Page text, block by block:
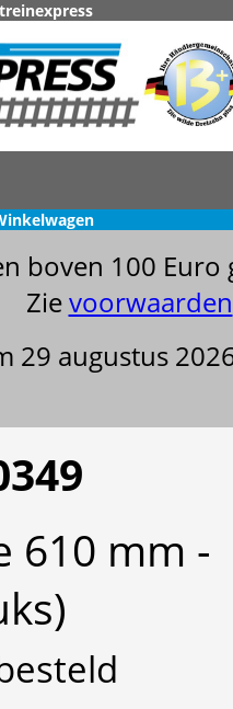
boven 100
Zievoorwaarden
29 augustus
610 mm -